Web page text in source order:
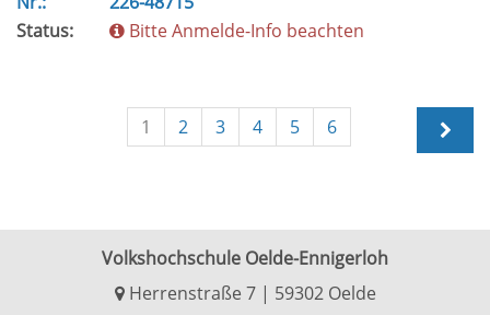
Status:
Bitte Anmelde-Info beachten
1 2 3 4 5 6
Volkshochschule Oelde-Ennigerloh
Herrenstraße 7 | 59302 Oelde